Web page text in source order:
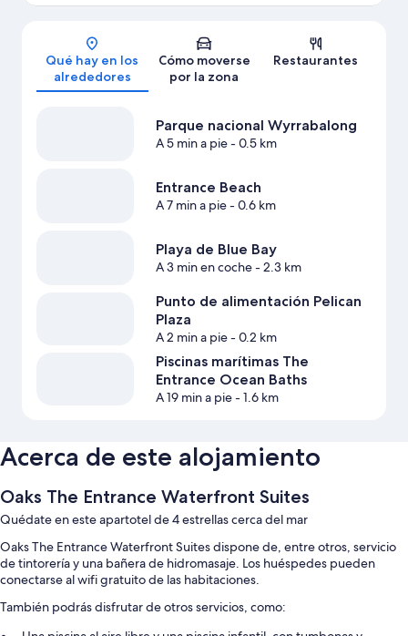
Mapa
Qué hay en los
alrededores
Cómo moverse
por la zona
Restaurantes
Parque nacional Wyrrabalong
A 5 min a pie- 0.5 km
Entrance Beach
A 7 min a pie- 0.6 km
Playa de Blue Bay
A 3 min en coche- 2.3 km
Punto de alimentación Pelican
Plaza
A 2 min a pie- 0.2 km
Piscinas marítimas The
Entrance Ocean Baths
A 19 min a pie- 1.6 km
Acerca de este alojamiento
Oaks The Entrance Waterfront Suites
Quédate en este apartotel de 4 estrellas cerca del mar
Oaks The Entrance Waterfront Suites dispone de, entre otros, servicio
de tintorería y una bañera de hidromasaje. Los huéspedes pueden
conectarse al wifi gratuito de las habitaciones.
También podrás disfrutar de otros servicios, como: